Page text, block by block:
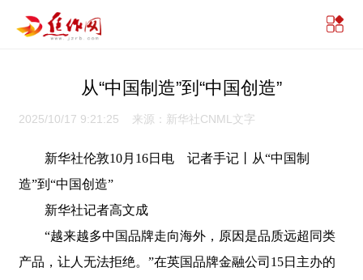
从“中国制造”到“中国创造”
2025/10/17 9:21:25 来源：新华社CNML文字
新华社伦敦10月16日电 记者手记丨从“中国制
造”到“中国创造”
新华社记者高文成
“越来越多中国品牌走向海外，原因是品质远超同类
产品，让人无法拒绝。”在英国品牌金融公司15日主办的